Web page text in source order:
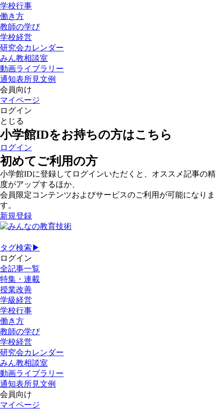
学校行事
働き方
教師の学び
学校経営
研究会カレンダー
みん教相談室
動画ライブラリー
通知表所見文例
会員向け
マイページ
ログイン
とじる
小学館IDをお持ちの方はこちら
ログイン
初めてご利用の方
小学館IDに登録してログインいただくと、オススメ記事の精
度がアップするほか、
会員限定コンテンツおよびサービスのご利用が可能になりま
す。
新規登録
タグ検索▶
ログイン
全記事一覧
特集・連載
授業改善
学級経営
学校行事
働き方
教師の学び
学校経営
研究会カレンダー
みん教相談室
動画ライブラリー
通知表所見文例
会員向け
マイページ